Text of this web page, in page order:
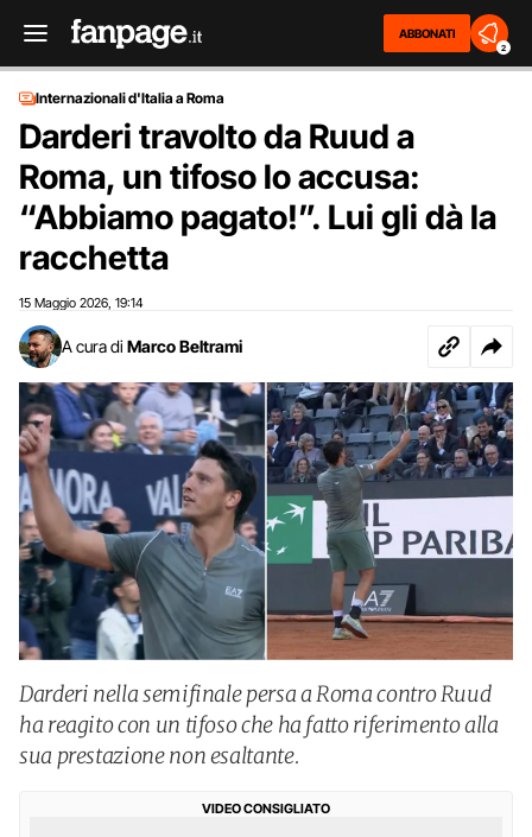
ABBONATI
2
Internazionali d'Italia a Roma
Darderi travolto da Ruud a
Roma, un tifoso lo accusa:
“Abbiamo pagato!”. Lui gli dà la
racchetta
15 Maggio 2026 19:14
A cura di Marco Beltrami
Darderi nella semifinale persa a Roma contro Ruud
ha reagito con un tifoso che ha fatto riferimento alla
sua prestazione non esaltante.
VIDEO CONSIGLIATO